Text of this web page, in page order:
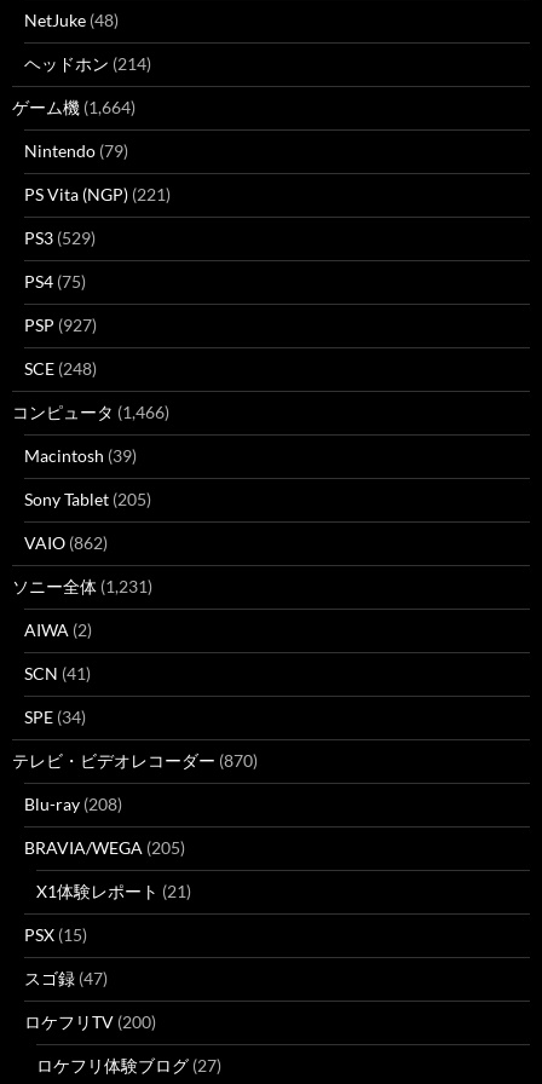
NetJuke (48)
ヘッドホン (214)
ゲーム機 (1,664)
Nintendo (79)
PS Vita (NGP) (221)
PS3 (529)
PS4 (75)
PSP (927)
SCE (248)
コンピュータ (1,466)
Macintosh (39)
Sony Tablet (205)
VAIO (862)
ソニー全体 (1,231)
AIWA (2)
SCN (41)
SPE (34)
テレビ・ビデオレコーダー (870)
Blu-ray (208)
BRAVIA/WEGA (205)
X1体験レポート (21)
PSX (15)
スゴ録 (47)
ロケフリTV (200)
ロケフリ体験ブログ (27)